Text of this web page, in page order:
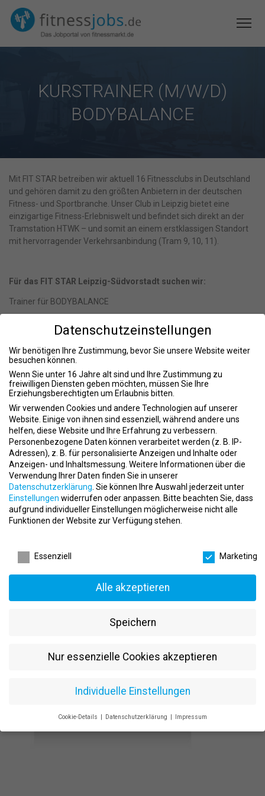
KURSTRAINER (M/W/D)
BODYBALANCE
Mit FIT STAR betreiben wir aktuell 16 Fitnessclubs in Deutschland
und gehören damit zu den größten Anbietern in der deutschen
Fitness- und Sportbranche. Unser Club in Leipzig bietet eine
einzigartige Fitness-Erlebniswelt und befindet sich direkt an der
Tramstation HTWK – und somit an einem erstklassigen Standort
mit hervorragender Verkehrsanbindung (Tram 9, 10, 11).
Für das FIT STAR Leipzig-Südvorstadt suchen wir:
Trainer für BODYBALANCE
hast Spaß am Training und bist bereits zertifizierte/r
Dann freuen wir uns Dich kennenzulernen!
Wir unterstützten Dich auf Deinem Weg! Wir übernehmen 50 % der
Ausbildungsgebühren.
Es ist unser Anspruch unseren Mitgliedern nur das Beste zu
bieten. Daher erwarten Dich bei FIT STAR nicht nur ein kollegiales,
professionelles Trainerkollegen-Team, sondern regelmäßige
Fortbildungen, feste Kurse sowie eine gute Bezahlung.
Sende Deine Bewerbungsunterlagen an job@fit-star.de
Datenschutzeinstellungen
Wir benötigen Ihre Zustimmung, bevor Sie unsere Website weiter
besuchen können.
Wenn Sie unter 16 Jahre alt sind und Ihre Zustimmung zu
freiwilligen Diensten geben möchten, müssen Sie Ihre
Erziehungsberechtigten um Erlaubnis bitten.
Wir verwenden Cookies und andere Technologien auf unserer
Website. Einige von ihnen sind essenziell, während andere uns
helfen, diese Website und Ihre Erfahrung zu verbessern.
Personenbezogene Daten können verarbeitet werden (z. B. IP-
Adressen), z. B. für personalisierte Anzeigen und Inhalte oder
Anzeigen- und Inhaltsmessung. Weitere Informationen über die
Verwendung Ihrer Daten finden Sie in unserer
Datenschutzerklärung. Sie können Ihre Auswahl jederzeit unter
Einstellungen widerrufen oder anpassen. Bitte beachten Sie, dass
aufgrund individueller Einstellungen möglicherweise nicht alle
Funktionen der Website zur Verfügung stehen.
Essenziell
Marketing
Alle akzeptieren
Speichern
Nur essenzielle Cookies akzeptieren
Individuelle Einstellungen
Cookie-Details Datenschutzerklärung Impressum
Datenschutzeinstellungen